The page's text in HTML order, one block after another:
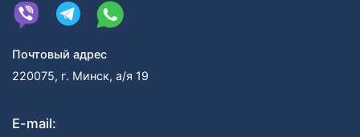
Почтовый адрес
220075, г. Минск, а/я 19
E-mail: